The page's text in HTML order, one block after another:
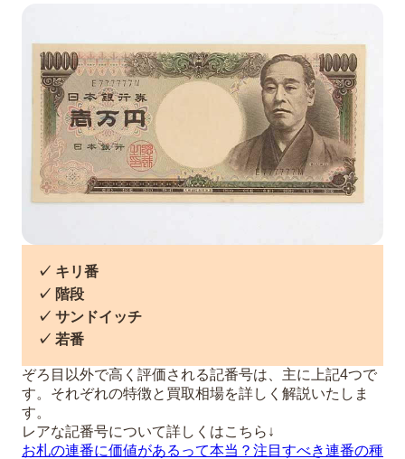
✓ キリ番
✓ 階段
✓ サンドイッチ
✓ 若番
ぞろ目以外で高く評価される記番号は、主に上記4つで
す。それぞれの特徴と買取相場を詳しく解説いたしま
す。
レアな記番号について詳しくはこちら↓
お札の連番に価値があるって本当？注目すべき連番の種